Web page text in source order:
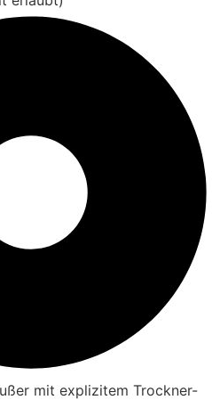
mit explizitem Trockner-